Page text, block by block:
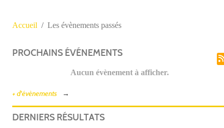
Accueil Les évènements passés
PROCHAINS ÉVÉNEMENTS
Aucun évènement à afficher.
+ d'évènements
DERNIERS RÉSULTATS